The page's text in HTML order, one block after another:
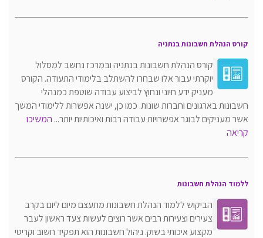
קורס הנהלת חשבונות בנתניה
קורס הנהלת חשבונות בנתניה ובמרכז נחשב למסלול
יוקרתי עבור אלו שבחרו להשתלב בלימודי התעודה. הקורס
מעניק ידע חיוני ונחוץ לביצוע עבודה שוטפת כמנהלי
חשבונות בארגונים וחברות שונות. כמו כן, ישנה אפשרות ללימודי המשך
אשר מעניקים לבוגר אפשרויות עבודה רבות ואיכותיות יותר... המשיכו
קריאה
ללמוד הנהלת חשבונות
הביקוש ללמוד הנהלת חשבונות מתעצם מיום ליום בקרב
צעירים וצעירות רבים אשר רוצים לעשות צעד ראשון לעבר
מקצוע איכותי בשוק. ניהול חשבונות הוא תפקיד חשוב וקריטי